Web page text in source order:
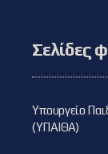
Σελίδες
Υπουργείο
(ΥΠΑΙΘΑ)